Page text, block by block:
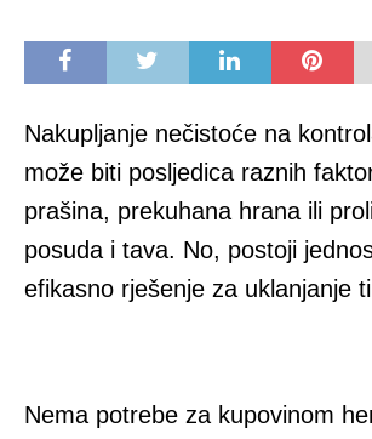
Nakupljanje nečistoće na
može biti posljedica raznih
prašina, prekuhana hrana ili
posuda i tava. No, postoji
efikasno rješenje za uklanjanje
Nema potrebe za kupovinom